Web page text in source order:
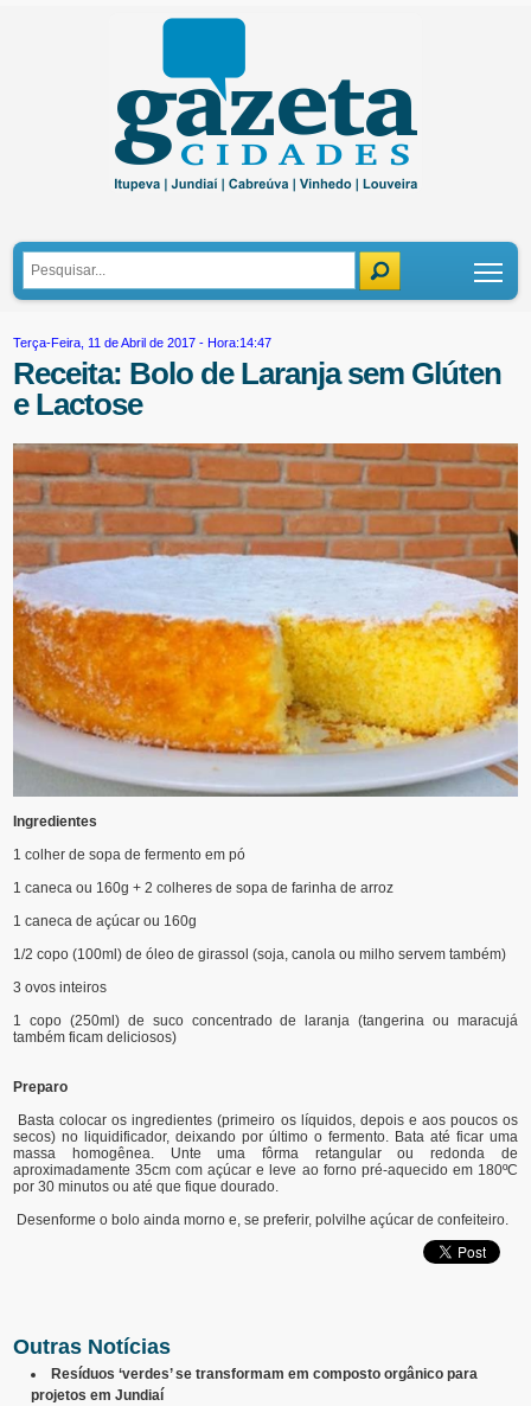
Terça-Feira, 11 de Abril de 2017 - Hora:14:47
Receita: Bolo de Laranja sem Glúten
e Lactose
Ingredientes
1 colher de sopa de fermento em pó
1 caneca ou 160g + 2 colheres de sopa de farinha de arroz
1 caneca de açúcar ou 160g
1/2 copo (100ml) de óleo de girassol (soja, canola ou milho servem também)
3 ovos inteiros
1 copo (250ml) de suco concentrado de laranja (tangerina ou maracujá
também ficam deliciosos)
Preparo
Basta colocar os ingredientes (primeiro os líquidos, depois e aos poucos os
secos) no liquidificador, deixando por último o fermento. Bata até ficar uma
massa homogênea. Unte uma fôrma retangular ou redonda de
aproximadamente 35cm com açúcar e leve ao forno pré-aquecido em 180ºC
por 30 minutos ou até que fique dourado.
Desenforme o bolo ainda morno e, se preferir, polvilhe açúcar de confeiteiro.
Outras Notícias
Resíduos ‘verdes’ se transformam em composto orgânico para
projetos em Jundiaí